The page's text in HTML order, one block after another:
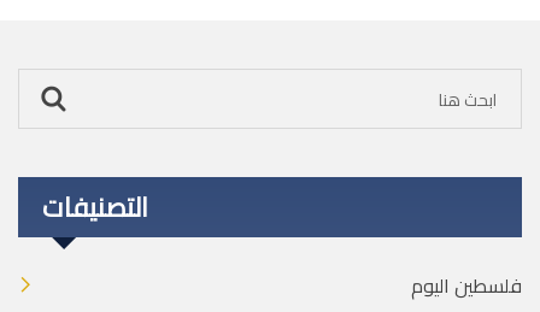
التصنيفات
فلسطين اليوم